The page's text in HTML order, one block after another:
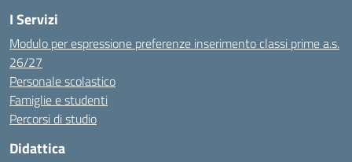
I Servizi
Modulo per espressione preferenze inserimento classi prime a.s.
26/27
Personale scolastico
Famiglie e studenti
Percorsi di studio
Didattica